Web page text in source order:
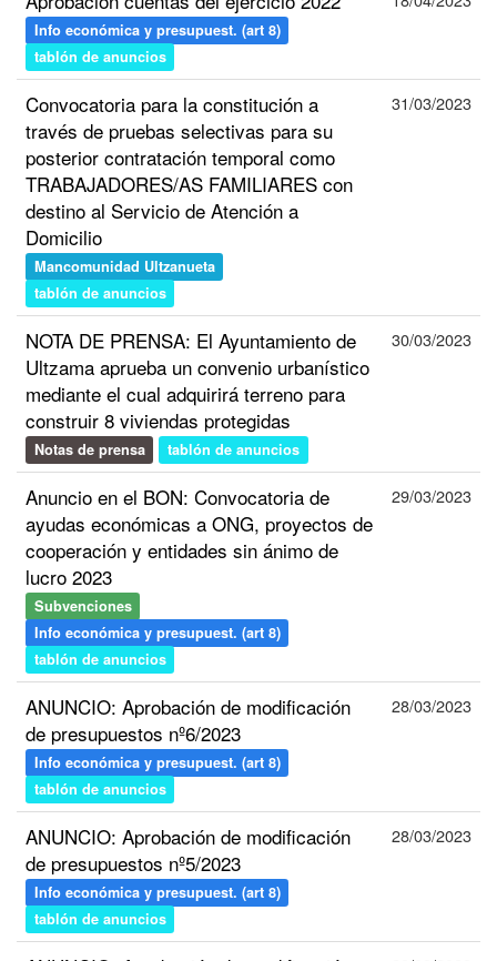
Info económica y presupuest. (art 8)
tablón de anuncios
Convocatoria para la constitución a
través de pruebas selectivas para su
posterior contratación temporal como
TRABAJADORES/AS FAMILIARES con
destino al Servicio de Atención a
Domicilio
Mancomunidad Ultzanueta
tablón de anuncios
31/03/2023
NOTA DE PRENSA: El Ayuntamiento de
Ultzama aprueba un convenio urbanístico
mediante el cual adquirirá terreno para
construir 8 viviendas protegidas
Notas de prensa tablón de anuncios
30/03/2023
Anuncio en el BON: Convocatoria de
ayudas económicas a ONG, proyectos de
cooperación y entidades sin ánimo de
lucro 2023
Subvenciones
Info económica y presupuest. (art 8)
tablón de anuncios
29/03/2023
ANUNCIO: Aprobación de modificación
de presupuestos nº6/2023
Info económica y presupuest. (art 8)
tablón de anuncios
28/03/2023
ANUNCIO: Aprobación de modificación
de presupuestos nº5/2023
Info económica y presupuest. (art 8)
tablón de anuncios
28/03/2023